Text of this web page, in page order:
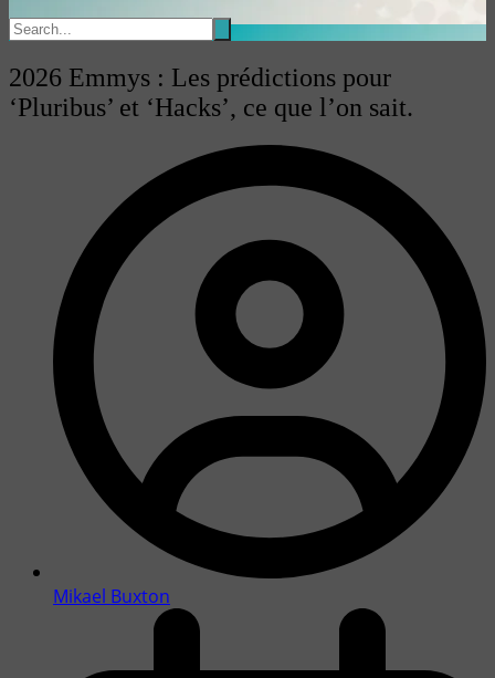
2026 Emmys : Les prédictions pour
‘Pluribus’ et ‘Hacks’, ce que l’on sait.
Mikael Buxton